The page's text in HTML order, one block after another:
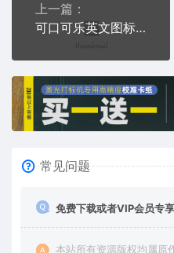
上一篇：
可口可乐英文图标logo雕刻饮料品牌肥仔快乐水激光打标文件通用位图
常见问题
免费下载或者VIP会员专
本站所有资源版权均属原